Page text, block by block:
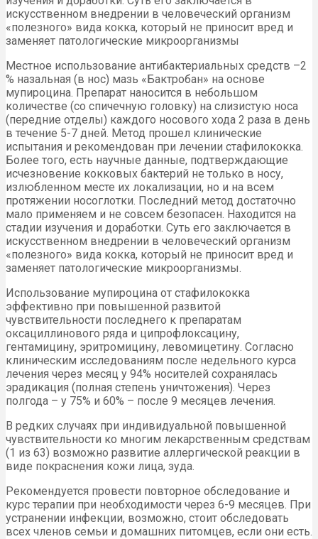
искусственном внедрении в человеческий организм
«полезного» вида кокка, который не приносит вред и
заменяет патологические микроорганизмы
Местное использование антибактериальных средств –2
% назальная (в нос) мазь «Бактробан» на основе
мупироцина. Препарат наносится в небольшом
количестве (со спичечную головку) на слизистую носа
(передние отделы) каждого носового хода 2 раза в день
в течение 5-7 дней. Метод прошел клинические
испытания и рекомендован при лечении стафилококка.
Более того, есть научные данные, подтверждающие
исчезновение кокковых бактерий не только в носу,
излюбленном месте их локализации, но и на всем
протяжении носоглотки. Последний метод достаточно
мало применяем и не совсем безопасен. Находится на
стадии изучения и доработки. Суть его заключается в
искусственном внедрении в человеческий организм
«полезного» вида кокка, который не приносит вред и
заменяет патологические микроорганизмы.
Использование мупироцина от стафилококка
эффективно при повышенной развитой
чувствительности последнего к препаратам
оксациллинового ряда и ципрофлоксацину,
гентамицину, эритромицину, левомицетину. Согласно
клиническим исследованиям после недельного курса
лечения через месяц у 94% носителей сохранялась
эрадикация (полная степень уничтожения). Через
полгода – у 75% и 60% – после 9 месяцев лечения.
В редких случаях при индивидуальной повышенной
чувствительности ко многим лекарственным средствам
(1 из 63) возможно развитие аллергической реакции в
виде покраснения кожи лица, зуда.
Рекомендуется провести повторное обследование и
курс терапии при необходимости через 6-9 месяцев. При
устранении инфекции, возможно, стоит обследовать
всех членов семьи и домашних питомцев, если они есть.